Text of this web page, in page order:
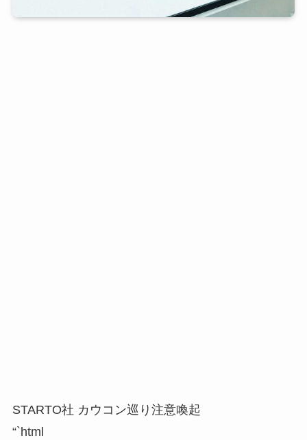
STARTO社 カウコン巡り注意喚起
“`html